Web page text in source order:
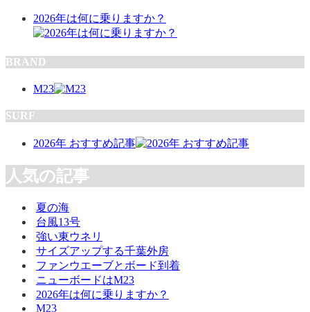
2026年は何に乗りますか？
BRAND
M23
SURF
2026年 おすすめ記事
人気の記事
夏の海
台風13号
強い東ウネリ
サイズアップする千葉外房
ファンウエーブとボード到着
ニューボードはM23
2026年は何に乗りますか？
M23